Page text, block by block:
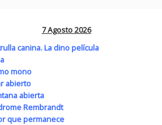
7 Agosto 2026
canina. La dino película
mono
abierto
abierta
Rembrandt
que permanece